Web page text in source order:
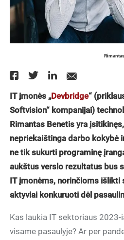
IT įmonės „Devbridge“
Softvision“ kompanijai)
Rimantas Benetis yra
nepriekaištinga darbo kokybė
ne tik sukurti programinę
aukštus verslo rezultatus bus
IT įmonėms, norinčioms išlikti
aktyviai konkuruoti dėl
Kas laukia IT sektoriaus
visame pasaulyje? Ar per